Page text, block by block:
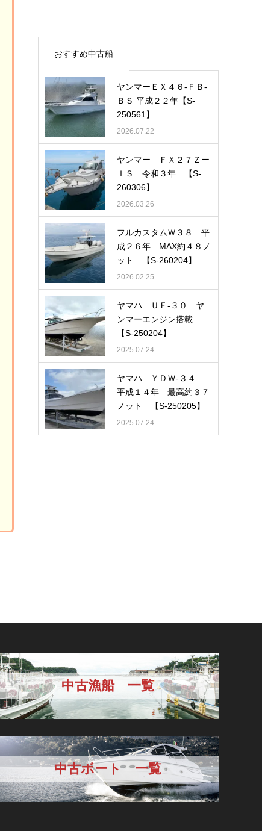
おすすめ中古船
ヤンマーＥＸ４６-ＦＢ-
ＢＳ 平成２２年【S-
250561】
2026.07.22
ヤンマー ＦＸ２７Ｚー
ＩＳ 令和３年 【S-
260306】
2026.03.26
フルカスタムＷ３８ 平
成２６年 MAX約４８ノ
ット 【S-260204】
2026.02.25
ヤマハ ＵＦ-３０ ヤ
ンマーエンジン搭載
【S-250204】
2025.07.24
ヤマハ ＹＤＷ-３４
平成１４年 最高約３７
ノット 【S-250205】
2025.07.24
中古漁船 一覧
中古ボート 一覧